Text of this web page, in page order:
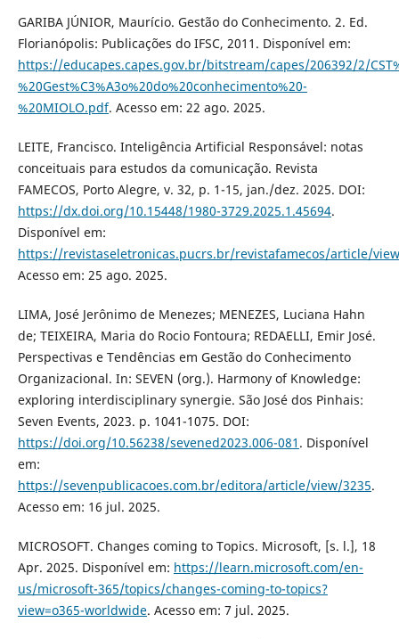
GARIBA JÚNIOR, Maurício. Gestão do Conhecimento. 2. Ed.
Florianópolis: Publicações do IFSC, 2011. Disponível em:
https://educapes.capes.gov.br/bitstream/capes/206392/2/
%20Gest%C3%A3o%20do%20conhecimento%20-
%20MIOLO.pdf. Acesso em: 22 ago. 2025.
LEITE, Francisco. Inteligência Artificial Responsável: notas
conceituais para estudos da comunicação. Revista
FAMECOS, Porto Alegre, v. 32, p. 1-15, jan./dez. 2025. DOI:
https://dx.doi.org/10.15448/1980-3729.2025.1.45694.
Disponível em:
https://revistaseletronicas.pucrs.br/revistafamecos/article/
Acesso em: 25 ago. 2025.
LIMA, José Jerônimo de Menezes; MENEZES, Luciana Hahn
de; TEIXEIRA, Maria do Rocio Fontoura; REDAELLI, Emir José.
Perspectivas e Tendências em Gestão do Conhecimento
Organizacional. In: SEVEN (org.). Harmony of Knowledge:
exploring interdisciplinary synergie. São José dos Pinhais:
Seven Events, 2023. p. 1041-1075. DOI:
https://doi.org/10.56238/sevened2023.006-081 . Disponível
em:
https://sevenpublicacoes.com.br/editora/article/view/3235.
Acesso em: 16 jul. 2025.
MICROSOFT. Changes coming to Topics. Microsoft, [s. l.], 18
Apr. 2025. Disponível em: https://learn.microsoft.com/en-
us/microsoft-365/topics/changes-coming-to-topics?
view=o365-worldwide. Acesso em: 7 jul. 2025.